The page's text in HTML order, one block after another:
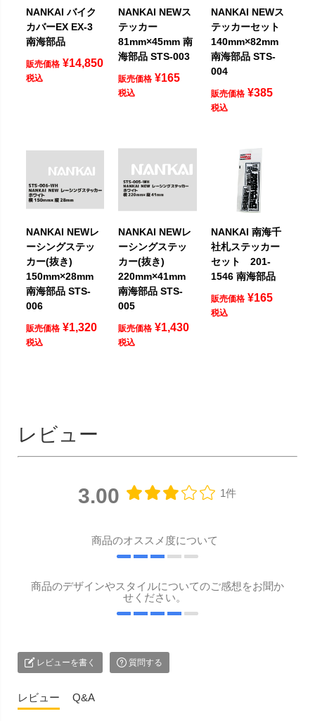
NANKAI バイク
カバーEX EX-3
南海部品
販売価格 ¥14,850
税込
NANKAI NEWス
テッカー
81mm×45mm 南
海部品 STS-003
販売価格 ¥165
税込
NANKAI NEWス
テッカーセット
140mm×82mm
南海部品 STS-
004
販売価格 ¥385
税込
NANKAI NEWレ
ーシングステッ
カー(抜き)
150mm×28mm
南海部品 STS-
006
販売価格 ¥1,320
税込
NANKAI NEWレ
ーシングステッ
カー(抜き)
220mm×41mm
南海部品 STS-
005
販売価格 ¥1,430
税込
NANKAI 南海千
社札ステッカー
セット 201-
1546 南海部品
販売価格 ¥165
税込
レビュー
3.00 1件
商品のオススメ度について
商品のデザインやスタイルについてのご感想をお聞か
せください。
レビューを書く 質問する
レビュー Q&A